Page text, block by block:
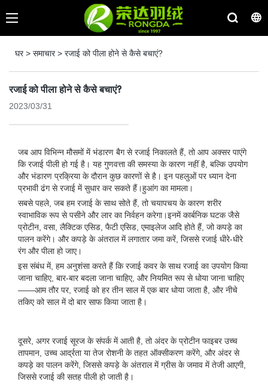
घर> समाचार> रजाई को पीला होने से कैसे बचाएं?
रजाई को पीला होने से कैसे बचाएं?
2023/03/31
जब आप विभिन्न मौसमों में भंडारण बैग से रजाई निकालते हैं, तो आप अक्सर पाएंगे
कि रजाई पीली हो गई है। यह गुणवत्ता की समस्या के कारण नहीं है, बल्कि उपयोग
और भंडारण प्रक्रिया के दौरान कुछ कारणों से है। इन पहलुओं पर ध्यान देना
प्रभावी ढंग से रजाई में सुधार कर सकते हैं।हुआंग का मामला।
सबसे पहले, जब हम रजाई के साथ सोते हैं, तो चयापचय के कारण शरीर
स्वाभाविक रूप से पसीने और लार का निर्वहन करेगा।इनमें कार्बनिक घटक जैसे
प्रोटीन, वसा, लैक्टिक एसिड, फैटी एसिड, एमाइलेज आदि होते हैं, जो कपड़े का
पालन करेंगे। और कपड़े के अंतराल में लगातार जमा करें, जिससे रजाई धीरे-धीरे
रंग और पीला हो जाए।
इस संबंध में, हम अनुशंसा करते हैं कि रजाई कवर के साथ रजाई का उपयोग किया
जाना चाहिए, बार-बार बदला जाना चाहिए, और नियमित रूप से धोया जाना चाहिए
——आम तौर पर, रजाई को हर तीन साल में एक बार धोया जाता है, और नीचे
तकिए को साल में दो बार साफ किया जाता है।
दूसरे, अगर रजाई सूरज के संपर्क में आती है, तो अंदर के प्रोटीन फाइबर उच्च
तापमान, उच्च आर्द्रता या तेज रोशनी के तहत ऑक्सीकरण करेंगे, और अंदर से
कपड़े का पालन करेंगे, जिससे कपड़े के अंतराल में ग्रीस के जमाव में तेजी आएगी,
जिससे रजाई की सतह पीली हो जाती है।